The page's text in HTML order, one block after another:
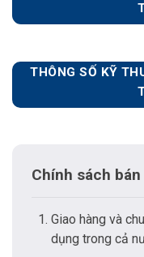
THÔNG SỐ KỸ
Chính sách bán
Giao hàng và
dụng trong cả